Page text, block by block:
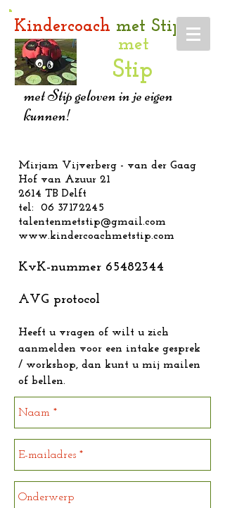
Kindercoach met Stip
met
Stip
met Stip geloven in je eigen
kunnen!
Mirjam Vijverberg - van der Gaag
Hof van Azuur 21
2614 TB Delft
tel: 06 37172245
talentenmetstip@gmail.com
www.kindercoachmetstip.com
KvK-nummer 65482344
AVG protocol
Heeft u vragen of wilt u zich
aanmelden voor een intake gesprek
/ workshop, dan kunt u mij mailen
of bellen.